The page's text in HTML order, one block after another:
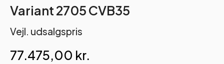
Variant 2705 CVB35
Vejl. udsalgspris
77.475,00 kr.